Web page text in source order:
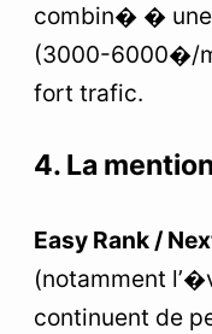
combin� � une
(3000-6000�/
fort trafic.
4. La
Easy Rank /
(notamment
continuent de